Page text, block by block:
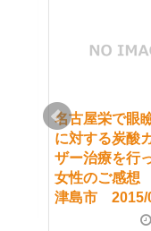
名古屋栄で眼
に対する炭酸
ザー治療を行
女性のご感想
津島市 2015/